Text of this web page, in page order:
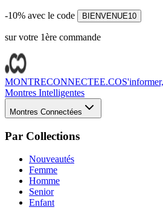
-10% avec le code BIENVENUE10
sur votre 1ère commande
MONTRECONNECTEE.CO
Montres Intelligentes
Montres Connectées
Par Collections
Nouveautés
Femme
Homme
Senior
Enfant